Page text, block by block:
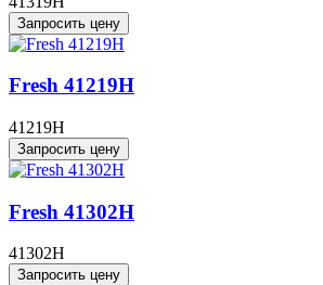
Запросить цену
Fresh 41219H
41219H
Запросить цену
Fresh 41302H
41302H
Запросить цену